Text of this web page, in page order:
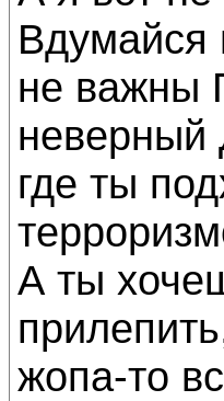
Вдумайся
не важны
где ты
А ты
жопа-то